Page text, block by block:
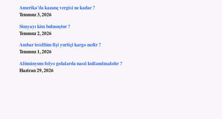
Amerika’da kazanç vergisi ne kadar ?
Temmuz 3, 2026
Simyayı kim bulmuştur ?
Temmuz 2, 2026
Ambar tesellüm fişi yurtiçi kargo nedir ?
Temmuz 1, 2026
Alüminyum folyo gıdalarda nasıl kullanılmalıdır ?
Haziran 29, 2026